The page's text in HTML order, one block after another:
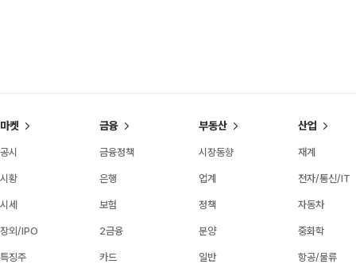
마켓
공시
시황
시세
장외/IPO
특징주
금융
금융정책
은행
보험
2금융
카드
부동산
시장동향
업계
정책
분양
일반
산업
재계
전자/통신/IT
자동차
중화학
항공/물류